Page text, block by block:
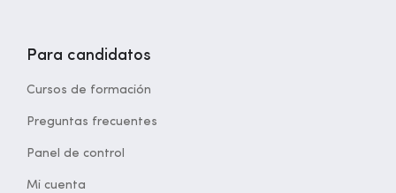
Para candidatos
Cursos de formación
Preguntas frecuentes
Panel de control
Mi cuenta